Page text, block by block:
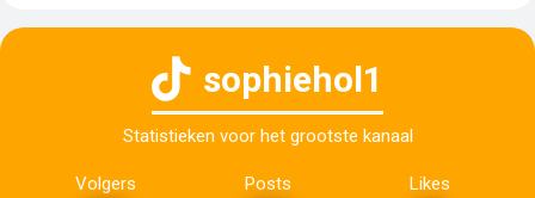
sophiehol1
Statistieken voor het grootste kanaal
Volgers Posts Likes